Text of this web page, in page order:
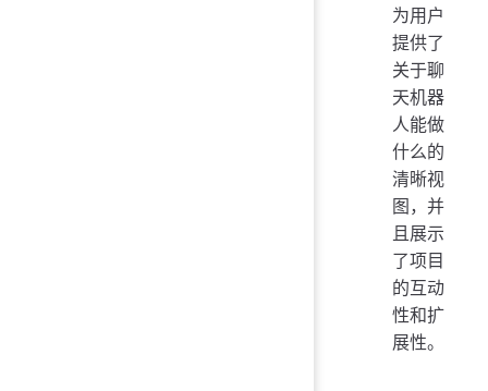
为用户
提供了
关于聊
天机器
人能做
什么的
清晰视
图，并
且展示
了项目
的互动
性和扩
展性。